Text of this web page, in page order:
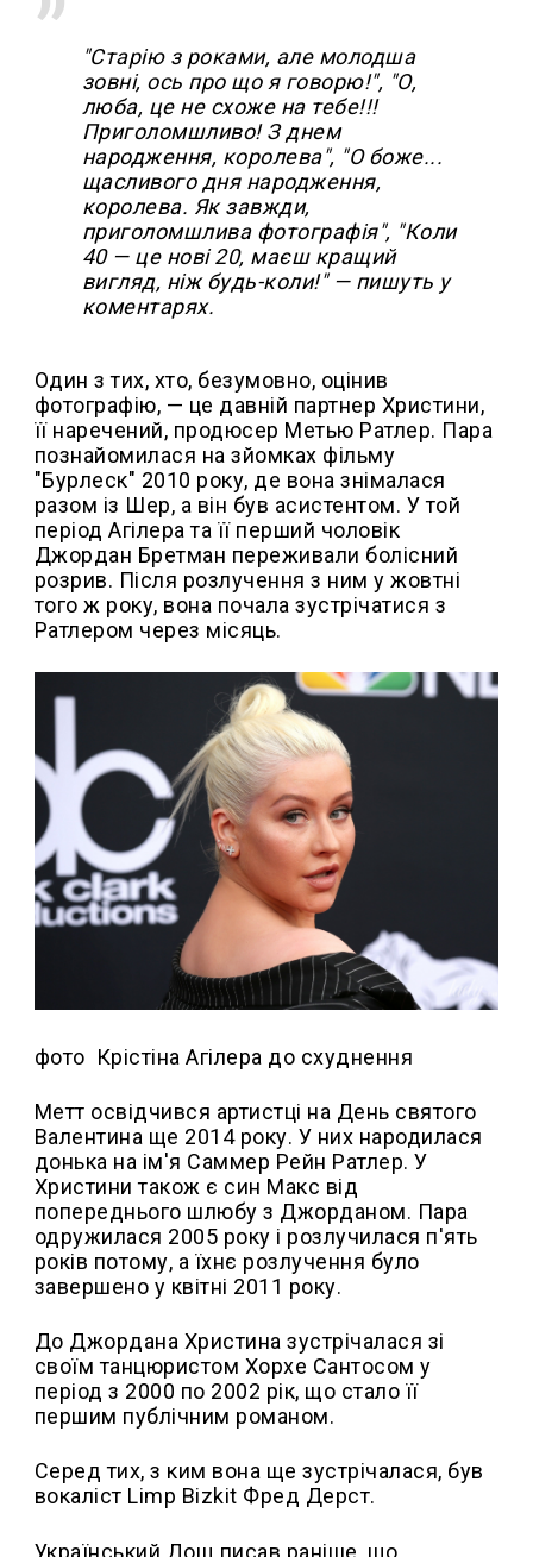
"Старію з роками, але молодша
зовні, ось про що я говорю!", "О,
люба, це не схоже на тебе!!!
Приголомшливо! З днем
народження, королева", "О боже...
щасливого дня народження,
королева. Як завжди,
приголомшлива фотографія", "Коли
40 — це нові 20, маєш кращий
вигляд, ніж будь-коли!" — пишуть у
коментарях.
Один з тих, хто, безумовно, оцінив
фотографію, — це давній партнер Христини,
її наречений, продюсер Метью Ратлер. Пара
познайомилася на зйомках фільму
"Бурлеск" 2010 року, де вона знімалася
разом із Шер, а він був асистентом. У той
період Агілера та її перший чоловік
Джордан Бретман переживали болісний
розрив. Після розлучення з ним у жовтні
того ж року, вона почала зустрічатися з
Ратлером через місяць.
фото Крістіна Агілера до схуднення
Метт освідчився артистці на День святого
Валентина ще 2014 року. У них народилася
донька на ім'я Саммер Рейн Ратлер. У
Христини також є син Макс від
попереднього шлюбу з Джорданом. Пара
одружилася 2005 року і розлучилася п'ять
років потому, а їхнє розлучення було
завершено у квітні 2011 року.
До Джордана Христина зустрічалася зі
своїм танцюристом Хорхе Сантосом у
період з 2000 по 2002 рік, що стало її
першим публічним романом.
Серед тих, з ким вона ще зустрічалася, був
вокаліст Limp Bizkit Фред Дерст.
Український Дощ писав раніше, що